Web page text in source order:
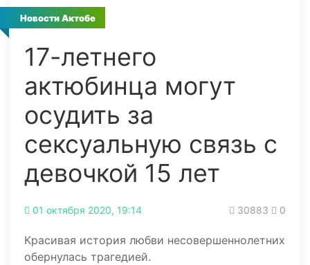
Новости Актобе
17-летнего
актюбинца могут
осудить за
сексуальную связь с
девочкой 15 лет
01 октября 2020, 19:14 30883 0
Красивая история любви несовершеннолетних
обернулась трагедией.